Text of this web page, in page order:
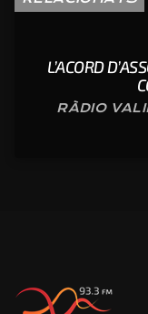
L’ACORD
RÀDIO